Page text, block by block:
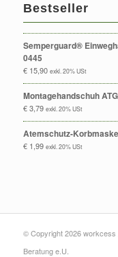
Bestseller
Semperguard®
0445
€15,90 exkl. 20% USt
Montagehandschuh
€3,79 exkl. 20% USt
Atemschutz-
€1,99 exkl. 20% USt
© Copyright 2026
Beratung e.U.